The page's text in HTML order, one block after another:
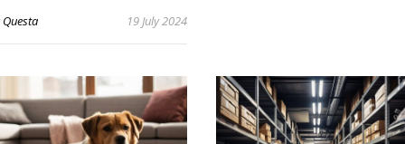
Questa 19 July 2024